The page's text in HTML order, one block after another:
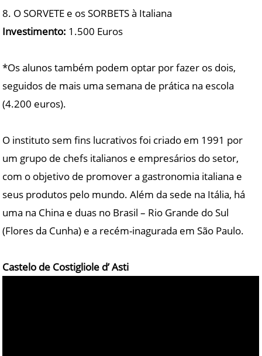
8. O SORVETE e os SORBETS à Italiana
Investimento: 1.500 Euros
*Os alunos também podem optar por fazer os dois,
seguidos de mais uma semana de prática na escola
(4.200 euros).
O instituto sem fins lucrativos foi criado em 1991 por
um grupo de chefs italianos e empresários do setor,
com o objetivo de promover a gastronomia italiana e
seus produtos pelo mundo. Além da sede na Itália, há
uma na China e duas no Brasil – Rio Grande do Sul
(Flores da Cunha) e a recém-inagurada em São Paulo.
Castelo de Costigliole d’ Asti